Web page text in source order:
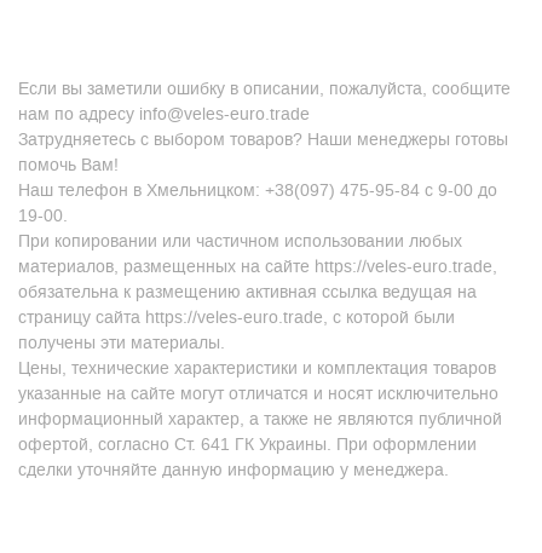
Если вы заметили ошибку в описании, пожалуйста, сообщите
нам по адресу info@veles-euro.trade
Затрудняетесь с выбором товаров? Наши менеджеры готовы
помочь Вам!
Наш телефон в Хмельницком: +38(097) 475-95-84 с 9-00 до
19-00.
При копировании или частичном использовании любых
материалов, размещенных на сайте https://veles-euro.trade,
обязательна к размещению активная ссылка ведущая на
страницу сайта https://veles-euro.trade, с которой были
получены эти материалы.
Цены, технические характеристики и комплектация товаров
указанные на сайте могут отличатся и носят исключительно
информационный характер, а также не являются публичной
офертой, согласно Ст. 641 ГК Украины. При оформлении
сделки уточняйте данную информацию у менеджера.